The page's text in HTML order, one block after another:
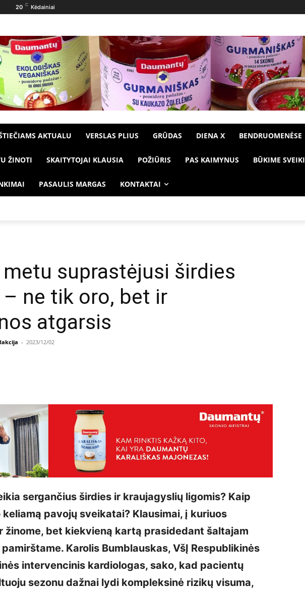
20 C Kėdainiai
AKTUALU VERSLAS PLIUS GRŪDAS DIENA X BENDRUOMENĖSE
ŽINOTI SKAITYTOJAI KLAUSIA POŽIŪRIS PAS KAIMYNUS BŪKIME SVEIKI
PASAULIS MARGAS KONTAKTAI
suprastėjusi širdies
ne tik oro, bet ir
atgarsis
- 2023/12/02
sergančius širdies ir kraujagyslių ligomis? Kaip
pavojų sveikatai? Klausimai, į kuriuos
žinome, bet kiekvieną kartą prasidedant šaltajam
Karolis Bumblauskas, VšĮ Respublikinės
intervencinis kardiologas, sako, kad pacientų
sezonu dažnai lydi kompleksinė rizikų visuma,